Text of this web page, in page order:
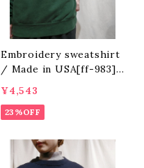
Embroidery sweatshirt
/ Made in USA[ff-983]
¥4,543
23%OFF